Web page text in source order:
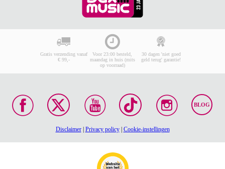
Gratis verzending vanaf
€ 99,-
Voor 23:00 besteld,
maandag in huis (mits
op voorraad)
30 dagen 'niet goed
geld terug' garantie!
BLOG
Disclaimer| Privacy policy| Cookie-instellingen